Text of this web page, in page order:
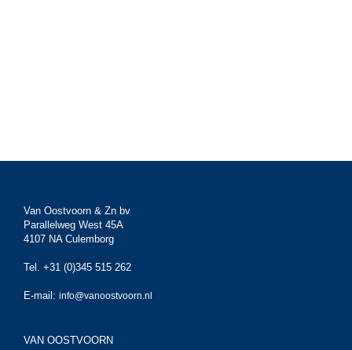
Van Oostvoorn & Zn bv
Parallelweg West 45A
4107 NA Culemborg
Tel. +31 (0)345 515 262
E-mail: info@vanoostvoorn.nl
VAN OOSTVOORN